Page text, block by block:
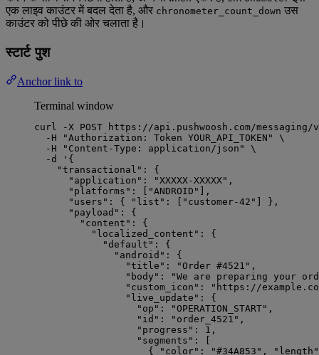
एक लाइव काउंटर में बदल देता है, और chronometer_count_down उस
काउंटर को पीछे की ओर चलाता है।
स्टार्ट पुश
Anchor link to
Terminal window
curl -X POST
https://api.pushwoosh.com/
-H
"Authorization: Token YOUR_API_TOKEN "
\
-H
" Content-Type: application/json "
\
-d
' {
"transactional": {
"application": "XXXXX-XXXXX",
"platforms": ["ANDROID"],
"users": { "list": ["customer-42"] },
"payload": {
"content": {
"localized_content": {
"default": {
"android": {
"title": "Order #4521",
"body": "We are preparing your
"custom_icon": "https://
"live_update": {
"op": "OPERATION_START",
"id": "order_4521",
"progress": 1,
"segments": [
{ "color": "#34A853",